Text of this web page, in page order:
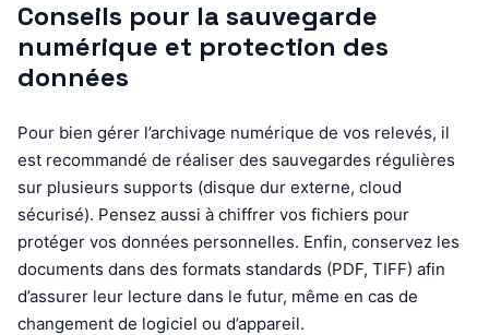
Conseils pour la sauvegarde
numérique et protection des
données
Pour bien gérer l’archivage numérique de vos relevés, il
est recommandé de réaliser des sauvegardes régulières
sur plusieurs supports (disque dur externe, cloud
sécurisé). Pensez aussi à chiffrer vos fichiers pour
protéger vos données personnelles. Enfin, conservez les
documents dans des formats standards (PDF, TIFF) afin
d’assurer leur lecture dans le futur, même en cas de
changement de logiciel ou d’appareil.